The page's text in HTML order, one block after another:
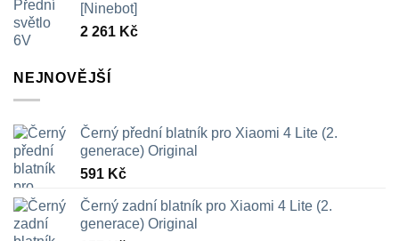
[Ninebot]
2 261 Kč
NEJNOVĚJŠÍ
Černý přední blatník pro Xiaomi 4 Lite (2.
generace) Original
591 Kč
Černý zadní blatník pro Xiaomi 4 Lite (2.
generace) Original